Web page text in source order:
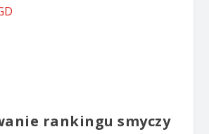
rankingu smyczy